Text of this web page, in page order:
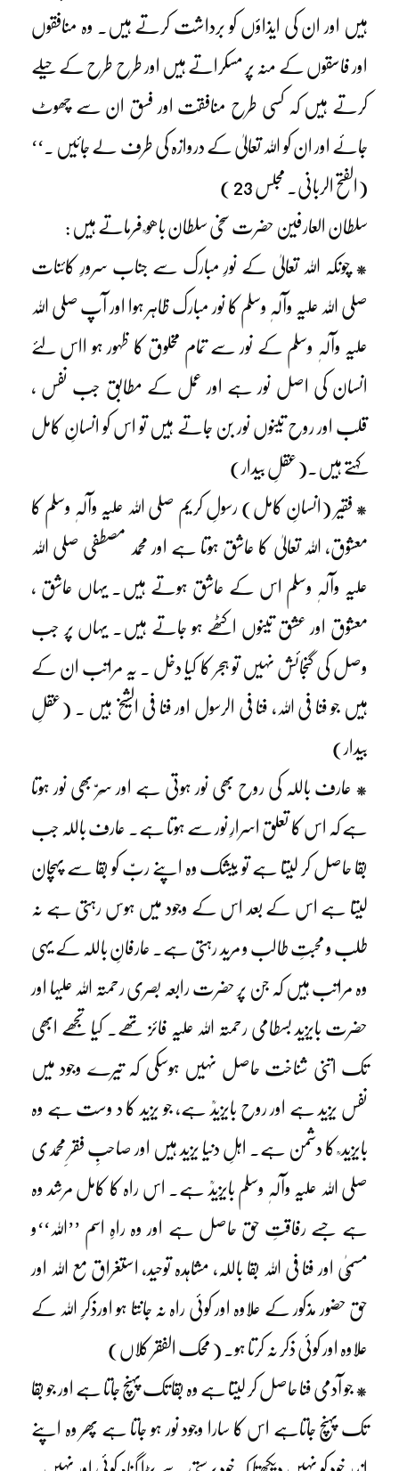
ہیں اور ان کی ایذاؤں کو برداشت کرتے ہیں۔ وہ منافقوں
اور فاسقوں کے منہ پر مسکراتے ہیں اور طرح طرح کے حیلے
کرتے ہیں کہ کسی طرح منافقت اور فسق ان سے چھوٹ
جائے اور ان کو اللہ تعالیٰ کے دروازہ کی طرف لے جائیں ۔‘‘
(الفتح الربانی۔ مجلس 23 )
سلطان العارفین حضرت سخی سلطان باھو ؒ فرماتے ہیں :
* چونکہ اللہ تعالیٰ کے نورِ مبارک سے جناب سرورِ کائنات
صلی اللہ علیہ وآلہٖ وسلم کا نور مبارک ظاہر ہوا اور آپ صلی اللہ
علیہ وآلہٖ وسلم کے نور سے تمام مخلوق کا ظہور ہو ااس لئے
انسان کی اصل نور ہے اور عمل کے مطابق جب نفس ،
قلب اور روح تینوں نور بن جاتے ہیں تو اس کو انسانِ کامل
کہتے ہیں۔(عقلِ بیدار)
* فقیر (انسانِ کامل) رسولِ کریم صلی اللہ علیہ وآلہٖ وسلم کا
معشوق، اللہ تعالیٰ کا عاشق ہوتا ہے اور محمد مصطفی صلی اللہ
علیہ وآلہٖ وسلم اس کے عاشق ہوتے ہیں۔ یہاں عاشق ،
معشوق اور عشق تینوں اکٹھے ہو جاتے ہیں۔ یہاں پر جب
وصل کی گنجائش نہیں تو ہجر کا کیا دخل ۔ یہ مراتب ان کے
ہیں جو فنا فی اللہ، فنا فی الرسول اور فنا فی الشیخ ہیں ۔ (عقلِ
بیدار)
* عارف باللہ کی روح بھی نور ہوتی ہے اور سِرّ بھی نور ہوتا
ہے کہ اس کا تعلق اسرارِ نور سے ہوتا ہے۔ عارف باللہ جب
بقا حاصل کر لیتا ہے تو بیشک وہ اپنے ربّ کو بقا سے پہچان
لیتا ہے اس کے بعد اس کے وجود میں ہوس رہتی ہے نہ
طلب و محبتِ طالب و مرید رہتی ہے۔ عارفانِ باللہ کے یہی
وہ مراتب ہیں کہ جن پر حضرت رابعہ بصری رحمتہ اللہ علیہا اور
حضرت بایزید بسطامی رحمتہ اللہ علیہ فائز تھے۔ کیا تجھے ابھی
تک اتنی شناخت حاصل نہیں ہوسکی کہ تیرے وجود میں
نفس یزید ہے اور روح بایزیدؒ ہے، جو یزید کا د وست ہے وہ
بایزید ؒ کا دشمن ہے۔ اہلِ دنیا یزید ہیں اور صاحبِ فقرِ محمدی
صلی اللہ علیہ وآلہٖ وسلم بایزیدؒ ہے۔ اس راہ کا کامل مرشد وہ
ہے جسے رفاقتِ حق حاصل ہے اور وہ راہِ اسم ’’اللہ‘‘و
مسمّیٰ اور فنا فی اللہ بقا باللہ، مشاہدہ توحید، استغراق مع اللہ اور
حق حضور مذکور کے علاوہ اور کوئی راہ نہ جانتا ہو اورذکرِ اللہ کے
علاوہ اور کوئی ذکر نہ کرتا ہو۔ ( محک الفقر کلاں)
* جو آدمی فنا حاصل کر لیتا ہے وہ بقا تک پہنچ جاتا ہے اور جو بقا
تک پہنچ جاتاہے اس کا سارا وجود نور ہو جاتا ہے پھر وہ اپنے